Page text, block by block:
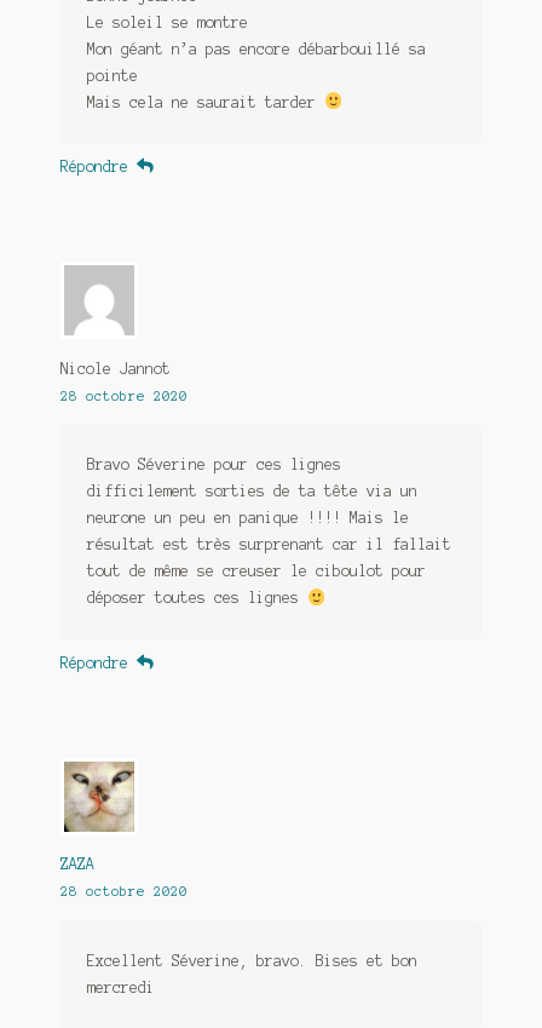
Le soleil se montre
Mon géant n’a pas encore débarbouillé sa
pointe
Mais cela ne saurait tarder
Répondre
Nicole Jannot
28 octobre 2020
Bravo Séverine pour ces lignes
difficilement sorties de ta tête via un
neurone un peu en panique !!!! Mais le
résultat est très surprenant car il fallait
tout de même se creuser le ciboulot pour
déposer toutes ces lignes
Répondre
ZAZA
28 octobre 2020
Excellent Séverine, bravo. Bises et bon
mercredi